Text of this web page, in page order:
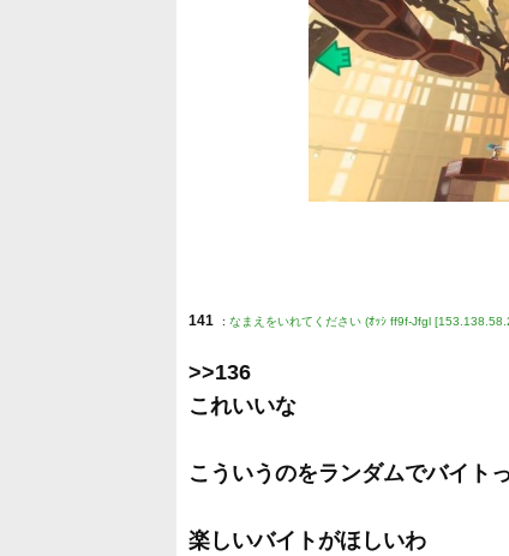
141 : なまえをいれてください (ｵｯｼ ff9f-Jfgl
>>136
これいいな
こういうのをランダムでバイト
楽しいバイトがほしいわ